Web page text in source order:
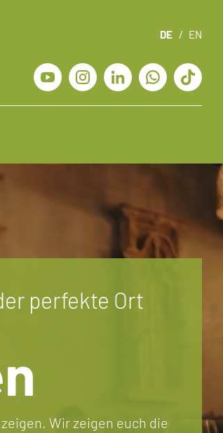
DE/ EN
perfekte Ort
Wir zeigen euch die